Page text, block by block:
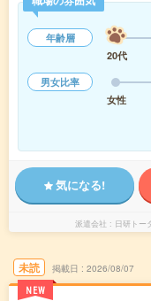
年齢層
20代
男女比率
女性
気になる!
派遣会社 日研トー
未読
NEW
掲載日 2026/08/07